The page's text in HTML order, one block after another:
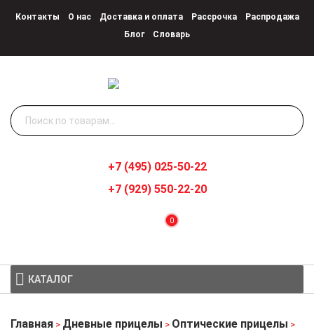
Контакты О нас Доставка и оплата Рассрочка
Распродажа
Блог
Словарь
Искать:
0
+7 (495) 025-50-22
+7 (929) 550-22-20
КАТАЛОГ
Главная > Дневные прицелы > Оптические прицелы >